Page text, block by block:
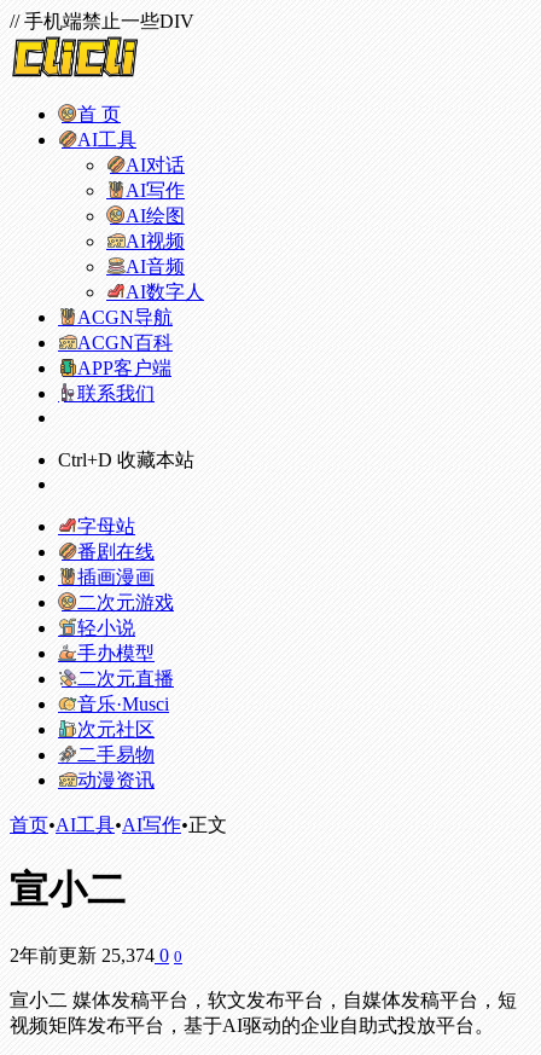
// 手机端禁止一些DIV
首 页
AI工具
AI对话
AI写作
AI绘图
AI视频
AI音频
AI数字人
ACGN导航
ACGN百科
APP客户端
联系我们
Ctrl+D 收藏本站
字母站
番剧在线
插画漫画
二次元游戏
轻小说
手办模型
二次元直播
音乐·Musci
次元社区
二手易物
动漫资讯
首页•AI工具•AI写作•正文
宣小二
2年前更新 25,374 0 0
宣小二 媒体发稿平台，软文发布平台，自媒体发稿平台，短
视频矩阵发布平台，基于AI驱动的企业自助式投放平台。